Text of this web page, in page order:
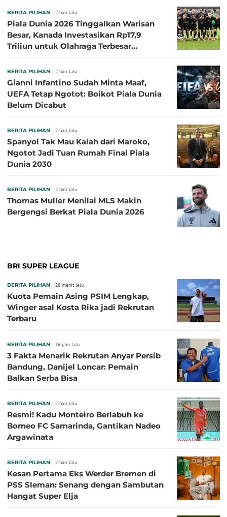
BERITA PILIHAN 2 hari lalu
Piala Dunia 2026 Tinggalkan Warisan
Besar, Kanada Investasikan Rp17,9
Triliun untuk Olahraga Terbesar
BERITA PILIHAN 2 hari lalu
Gianni Infantino Sudah Minta Maaf,
UEFA Tetap Ngotot: Boikot Piala Dunia
Belum Dicabut
BERITA PILIHAN 2 hari lalu
Spanyol Tak Mau Kalah dari Maroko,
Ngotot Jadi Tuan Rumah Final Piala
Dunia 2030
BERITA PILIHAN 2 hari lalu
Thomas Muller Menilai MLS Makin
Bergengsi Berkat Piala Dunia 2026
BRI SUPER LEAGUE
BERITA PILIHAN 28 menit lalu
Kuota Pemain Asing PSIM Lengkap,
Winger asal Kosta Rika jadi Rekrutan
Terbaru
BERITA PILIHAN 16 jam lalu
3 Fakta Menarik Rekrutan Anyar Persib
Bandung, Danijel Loncar: Pemain
Balkan Serba Bisa
BERITA PILIHAN 2 hari lalu
Resmi! Kadu Monteiro Berlabuh ke
Borneo FC Samarinda, Gantikan Nadeo
Argawinata
BERITA PILIHAN 2 hari lalu
Kesan Pertama Eks Werder Bremen di
PSS Sleman: Senang dengan Sambutan
Hangat Super Elja